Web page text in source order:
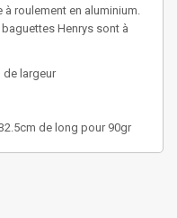
roulement en aluminium.
Henrys sont à
de largeur
de long pour 90gr